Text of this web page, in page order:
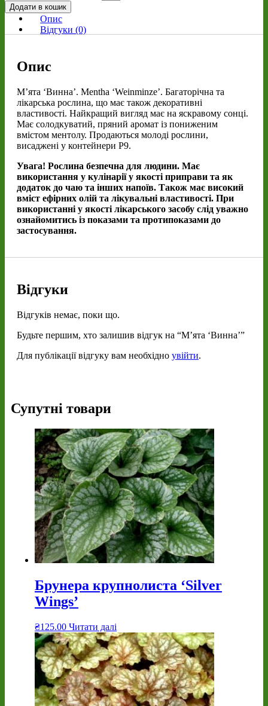
Додати в кошик
Опис
Відгуки (0)
Опис
М’ята ‘Винна’. Mentha ‘Weinminze’. Багаторічна та
лікарська рослина, що має також декоративні
властивості. Найкращий вигляд має на яскравому сонці.
Має солодкуватий, пряний аромат із пониженим
вмістом ментолу. Продаються молоді рослини,
висаджені у контейнери Р9.
Увага! Рослина безпечна для людини. Має
використання у кулінарії у якості приправи та як
додаток до чаю та інших напоїв. Також має високий
вміст ефірних олій та лікувальні властивості. При
використанні у якості лікарського засобу слід уважно
ознайомитись із показами та протипоказами до
застосування.
Відгуки
Відгуків немає, поки що.
Будьте першим, хто залишив відгук на “М’ята ‘Винна’”
Для публікації відгуку вам необхідно увійти.
Супутні товари
Брунера крупнолиста ‘Silver
Wings’
₴125.00 Читати далі